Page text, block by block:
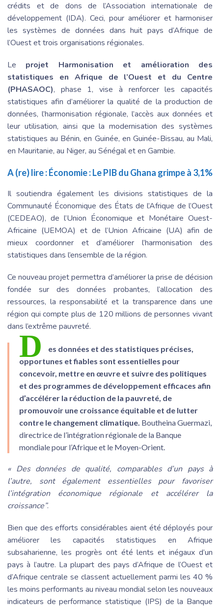
crédits et de dons de l’Association internationale de
développement (IDA). Ceci, pour améliorer et harmoniser
les systèmes de données dans huit pays d’Afrique de
l’Ouest et trois organisations régionales.
Le projet Harmonisation et amélioration des
statistiques en Afrique de l’Ouest et du Centre
(PHASAOC), phase 1, vise à renforcer les capacités
statistiques afin d’améliorer la qualité de la production de
données, l’harmonisation régionale, l’accès aux données et
leur utilisation, ainsi que la modernisation des systèmes
statistiques au Bénin, en Guinée, en Guinée-Bissau, au Mali,
en Mauritanie, au Niger, au Sénégal et en Gambie.
A (re) lire :Économie : Le PIB du Ghana grimpe à 3,1%
Il soutiendra également les divisions statistiques de la
Communauté Économique des États de l’Afrique de l’Ouest
(CEDEAO), de l’Union Économique et Monétaire Ouest-
Africaine (UEMOA) et de l’Union Africaine (UA) afin de
mieux coordonner et d’améliorer l’harmonisation des
statistiques dans l’ensemble de la région.
Ce nouveau projet permettra d’améliorer la prise de décision
fondée sur des données probantes, l’allocation des
ressources, la responsabilité et la transparence dans une
région qui compte plus de 120 millions de personnes vivant
dans l’extrême pauvreté.
D
es données et des statistiques précises,
opportunes et fiables sont essentielles pour
concevoir, mettre en œuvre et suivre des politiques
et des programmes de développement efficaces afin
d’accélérer la réduction de la pauvreté, de
promouvoir une croissance équitable et de lutter
contre le changement climatique. Boutheina Guermazi,
directrice de l’intégration régionale de la Banque
mondiale pour l’Afrique et le Moyen-Orient.
« Des données de qualité, comparables d’un pays à
l’autre, sont également essentielles pour favoriser
l’intégration économique régionale et accélérer la
croissance”.
Bien que des efforts considérables aient été déployés pour
améliorer les capacités statistiques en Afrique
subsaharienne, les progrès ont été lents et inégaux d’un
pays à l’autre. La plupart des pays d’Afrique de l’Ouest et
d’Afrique centrale se classent actuellement parmi les 40 %
les moins performants au niveau mondial selon les nouveaux
indicateurs de performance statistique (IPS) de la Banque